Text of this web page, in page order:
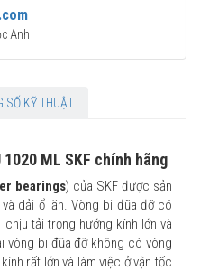
Anh
SỐ KỸ THUẬT
ML SKF chính hãng
bearings) của SKF được sản
dải ổ lăn. Vòng bi đũa đỡ có
tải trọng hướng kính lớn và
vòng bi đũa đỡ không có vòng
rất lớn và làm việc ở vận tốc